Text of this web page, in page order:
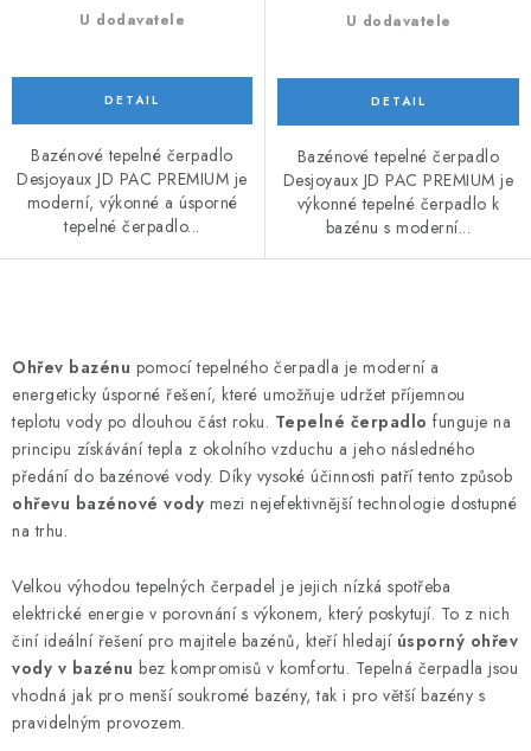
U dodavatele
Bazénové tepelné čerpadlo
Desjoyaux JD PAC PREMIUM je
moderní, výkonné a úsporné
tepelné čerpadlo...
U dodavatele
Bazénové tepelné čerpadlo
Desjoyaux JD PAC PREMIUM je
výkonné tepelné čerpadlo k
bazénu s moderní...
v
l
á
d
a
c
í
p
r
v
k
y
v
Ohřev bazénu pomocí tepelného čerpadla je moderní a
energeticky úsporné řešení, které umožňuje udržet příjemnou
teplotu vody po dlouhou část roku. Tepelné čerpadlo funguje na
principu získávání tepla z okolního vzduchu a jeho následného
předání do bazénové vody. Díky vysoké účinnosti patří tento způsob
ohřevu bazénové vody mezi nejefektivnější technologie dostupné
na trhu.
Velkou výhodou tepelných čerpadel je jejich nízká spotřeba
elektrické energie v porovnání s výkonem, který poskytují. To z nich
činí ideální řešení pro majitele bazénů, kteří hledají úsporný ohřev
vody v bazénu bez kompromisů v komfortu. Tepelná čerpadla jsou
vhodná jak pro menší soukromé bazény, tak i pro větší bazény s
pravidelným provozem.